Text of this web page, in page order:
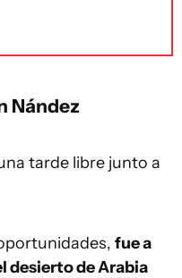
Nández
tarde libre junto a
fue a
desierto de Arabia